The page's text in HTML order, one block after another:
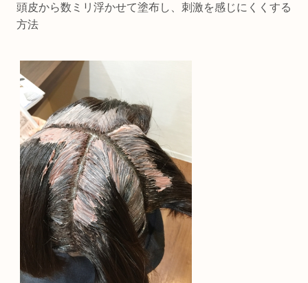
頭皮から数ミリ浮かせて塗布し、刺激を感じにくくする
方法